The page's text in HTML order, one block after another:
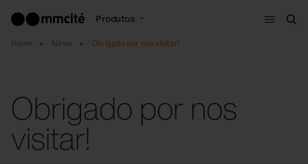
Produtos
Menu
Home News Obrigado por nos visitar!
Obrigado por nos
visitar!